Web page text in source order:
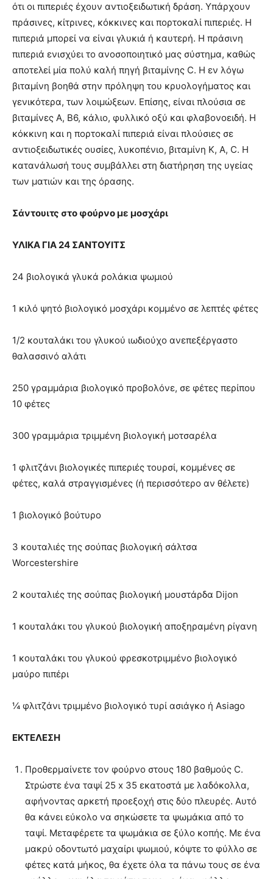
ότι οι πιπεριές έχουν αντιοξειδωτική δράση. Υπάρχουν
πράσινες, κίτρινες, κόκκινες και πορτοκαλί πιπεριές. Η
πιπεριά μπορεί να είναι γλυκιά ή καυτερή. Η πράσινη
πιπεριά ενισχύει το ανοσοποιητικό μας σύστημα, καθώς
αποτελεί μία πολύ καλή πηγή βιταμίνης C. Η εν λόγω
βιταμίνη βοηθά στην πρόληψη του κρυολογήματος και
γενικότερα, των λοιμώξεων. Επίσης, είναι πλούσια σε
βιταμίνες Α, Β6, κάλιο, φυλλικό οξύ και φλαβονοειδή. Η
κόκκινη και η πορτοκαλί πιπεριά είναι πλούσιες σε
αντιοξειδωτικές ουσίες, λυκοπένιο, βιταμίνη Κ, Α, C. Η
κατανάλωσή τους συμβάλλει στη διατήρηση της υγείας
των ματιών και της όρασης.
Σάντουιτς στο φούρνο με μοσχάρι
ΥΛΙΚΑ ΓΙΑ 24 ΣΑΝΤΟΥΙΤΣ
24 βιολογικά γλυκά ρολάκια ψωμιού
1 κιλό ψητό βιολογικό μοσχάρι κομμένο σε λεπτές φέτες
1/2 κουταλάκι του γλυκού ιωδιούχο ανεπεξέργαστο
θαλασσινό αλάτι
250 γραμμάρια βιολογικό προβολόνε, σε φέτες περίπου
10 φέτες
300 γραμμάρια τριμμένη βιολογική μοτσαρέλα
1 φλιτζάνι βιολογικές πιπεριές τουρσί, κομμένες σε
φέτες, καλά στραγγισμένες (ή περισσότερο αν θέλετε)
1 βιολογικό βούτυρο
3 κουταλιές της σούπας βιολογική σάλτσα
Worcestershire
2 κουταλιές της σούπας βιολογική μουστάρδα Dijon
1 κουταλάκι του γλυκού βιολογική αποξηραμένη ρίγανη
1 κουταλάκι του γλυκού φρεσκοτριμμένο βιολογικό
μαύρο πιπέρι
¼ φλιτζάνι τριμμένο βιολογικό τυρί ασιάγκο ή Asiago
ΕΚΤΕΛΕΣΗ
Προθερμαίνετε τον φούρνο στους 180 βαθμούς C.
Στρώστε ένα ταψί 25 x 35 εκατοστά με λαδόκολλα,
αφήνοντας αρκετή προεξοχή στις δύο πλευρές. Αυτό
θα κάνει εύκολο να σηκώσετε τα ψωμάκια από το
ταψί. Μεταφέρετε τα ψωμάκια σε ξύλο κοπής. Με ένα
μακρύ οδοντωτό μαχαίρι ψωμιού, κόψτε το φύλλο σε
φέτες κατά μήκος, θα έχετε όλα τα πάνω τους σε ένα